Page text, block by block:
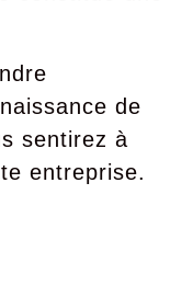
de
sentirez à
entreprise.